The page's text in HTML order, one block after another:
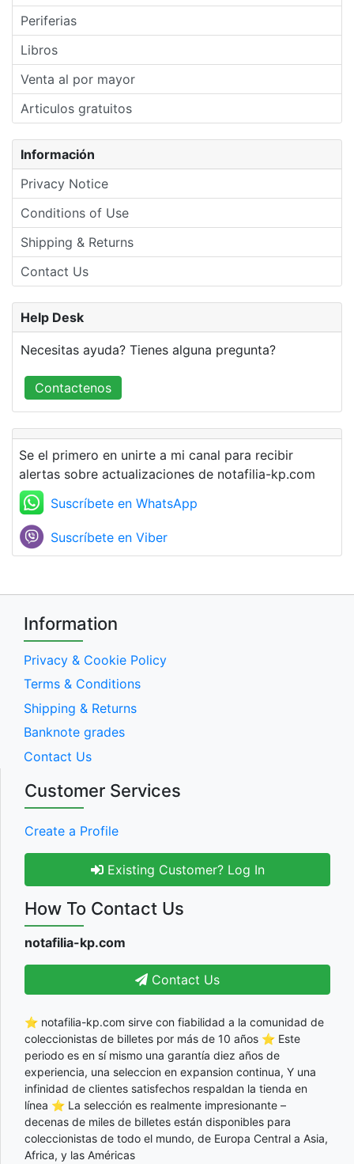
Periferias
Libros
Venta al por mayor
Articulos gratuitos
Información
Privacy Notice
Conditions of Use
Shipping & Returns
Contact Us
Help Desk
Necesitas ayuda? Tienes alguna pregunta?
Contactenos
Se el primero en unirte a mi canal para recibir
alertas sobre actualizaciones de notafilia-kp.com
Suscríbete en WhatsApp
Suscríbete en Viber
Information
Privacy & Cookie Policy
Terms & Conditions
Shipping & Returns
Banknote grades
Contact Us
Customer Services
Create a Profile
Existing Customer? Log In
How To Contact Us
notafilia-kp.com
Contact Us
⭐ notafilia-kp.com sirve con fiabilidad a la comunidad de
coleccionistas de billetes por más de 10 años ⭐ Este
periodo es en sí mismo una garantía diez años de
experiencia, una seleccion en expansion continua, Y una
infinidad de clientes satisfechos respaldan la tienda en
línea ⭐ La selección es realmente impresionante –
decenas de miles de billetes están disponibles para
coleccionistas de todo el mundo, de Europa Central a Asia,
Africa, y las Américas